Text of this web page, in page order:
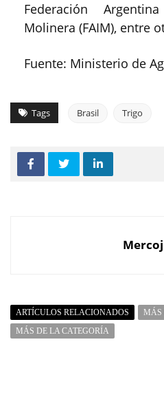
Federación
Molinera (FAIM), entre
Fuente: Ministerio de
Tags Brasil Trigo
ARTÍCULOS RELACIONADOS
MÁS
MÁS DE LA CATEGORÍA